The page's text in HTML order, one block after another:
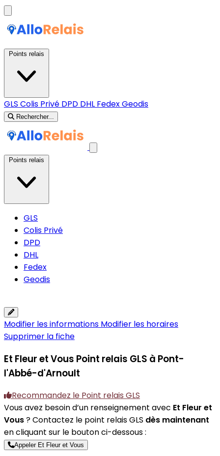
GLS Colis Privé DPD DHL FedexGeodis
Rechercher...
GLS
Colis Privé
DPD
DHL
Fedex
Geodis
Modifier les informations Modifier les horaires
Supprimer la fiche
Et Fleur et Vous Point relais GLS à Pont-
l'Abbé-d'Arnoult
Recommandez le Point relais GLS
Vous avez besoin d’un renseignement avec Et Fleur et
Vous? Contactez le point relais GLS dès maintenant
en cliquant sur le bouton ci-dessous :
Appeler Et Fleur et Vous